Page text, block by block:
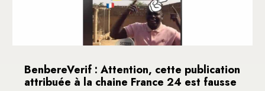
BenbereVerif : Attention, cette publication
attribuée à la chaine France 24 est fausse